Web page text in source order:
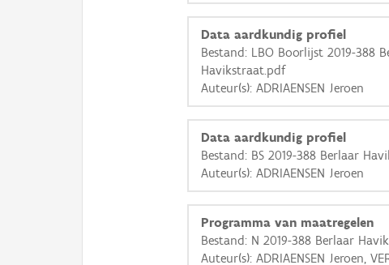
Basis Lagen
OSM-Basiskaart
Ortho
GRB-Basiskaart
GRB-Basiskaart in grijswaarden
Data aardkundig profiel
Bestand: LBO Boorlijst 2019-388
Havikstraat.pdf
Auteur(s): ADRIAENSEN Jeroen
Data aardkundig profiel
Bestand: BS 2019-388 Berlaar
Auteur(s): ADRIAENSEN Jeroen
Programma van maatregelen
Bestand: N 2019-388 Berlaar
Auteur(s): ADRIAENSEN Jeroen,